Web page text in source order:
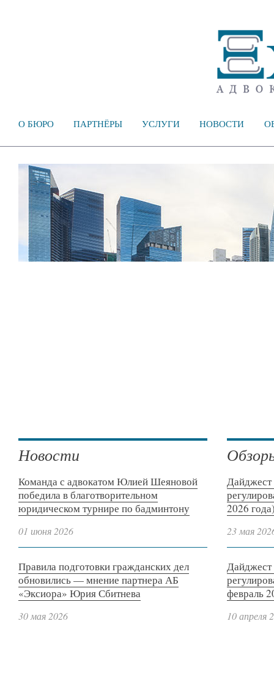
О БЮРО ПАРТНЁРЫ УСЛУГИ НОВОСТИ
Новости
Команда с адвокатом Юлией Шеяновой
победила в благотворительном
юридическом турнире по бадминтону
01 июня 2026
Правила подготовки гражданских дел
обновились — мнение партнера АБ
«Эксиора» Юрия Сбитнева
30 мая 2026
Дайджест
2026
23 мая
Дайджест
февраль
10 апреля